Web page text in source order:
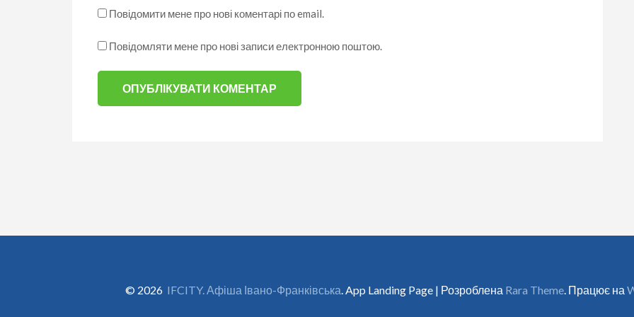
Повідомити мене про нові коментарі по email.
Повідомляти мене про нові записи електронною поштою.
© 2026 IFCITY. Афіша Івано-Франківська. App Landing Page | Розроблена Rara Theme. Працює на